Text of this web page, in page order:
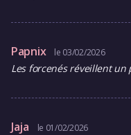
Papnix le 03/02/2026
Les forcenés réveillent
Jaja le 01/02/2026